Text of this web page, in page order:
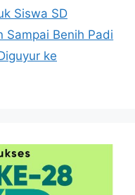
Siswa SD
Sampai Benih Padi
ke